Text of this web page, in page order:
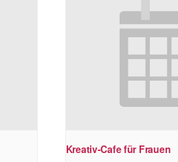
Kreativ-Cafe für Frauen